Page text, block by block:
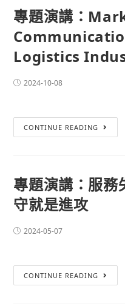
專題演講：
Logistics
2024-10-08
CONTINUE READING
專題演講：服務
守就是進攻
2024-05-07
CONTINUE READING